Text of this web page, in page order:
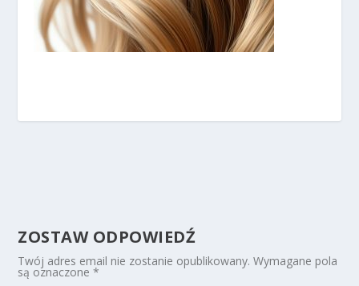
ZOSTAW ODPOWIEDŹ
Twój adres email nie zostanie opublikowany. Wymagane pola
są oznaczone*